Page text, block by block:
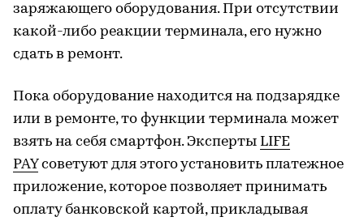
заряжающего оборудования. При отсутствии
какой-либо реакции терминала, его нужно
сдать в ремонт.
Пока оборудование находится на подзарядке
или в ремонте, то функции терминала может
взять на себя смартфон. Эксперты LIFE
PAYсоветуют для этого установить платежное
приложение, которое позволяет принимать
оплату банковской картой, прикладывая